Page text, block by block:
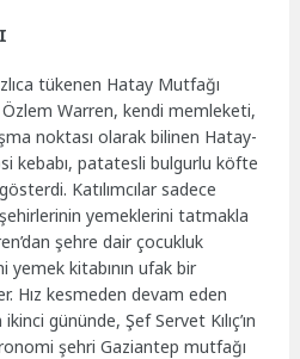
tükenen Hatay Mutfağı
Warren, kendi memleketi,
noktası olarak bilinen Hatay-
kebabı, patatesli bulgurlu köfte
Katılımcılar sadece
yemeklerini tatmakla
şehre dair çocukluk
yemek kitabının ufak bir
Hız kesmeden devam eden
gününde, Şef Servet Kılıç’ın
şehri Gaziantep mutfağı